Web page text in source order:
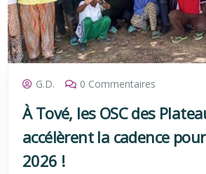
G.D. 0 Commentaires
À Tové, les OSC des
accélèrent la cadence
2026 !